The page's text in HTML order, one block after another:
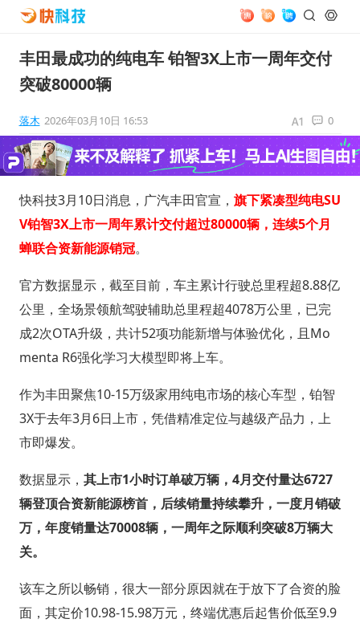
丰田最成功的纯电车 铂智3X上市一周年交付
突破80000辆
落木 2026年03月10日 16:53 0
快科技3月10日消息，广汽丰田官宣， 旗下紧凑型纯电SU
V铂智3X上市一周年累计交付超过80000辆，连续5个月
蝉联合资新能源销冠。
官方数据显示，截至目前，车主累计行驶总里程超8.88亿
公里，全场景领航驾驶辅助总里程超4078万公里，已完
成2次OTA升级，共计52项功能新增与体验优化，且Mo
menta R6强化学习大模型即将上车。
作为丰田聚焦10-15万级家用纯电市场的核心车型，铂智
3X于去年3月6日上市，凭借精准定位与越级产品力，上
市即爆发。
数据显示， 其上市1小时订单破万辆，4月交付量达6727
辆登顶合资新能源榜首，后续销量持续攀升，一度月销破
万，年度销量达70008辆，一周年之际顺利突破8万辆大
关。
该车之所以畅销，很大一部分原因就在于放下了合资的脸
面，其定价10.98-15.98万元，终端优惠后起售价低至9.9